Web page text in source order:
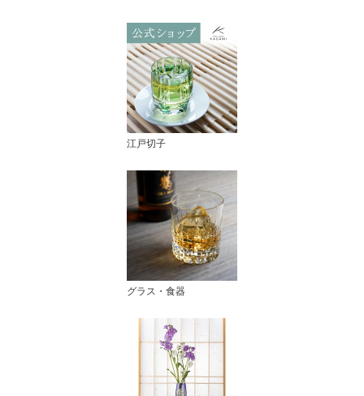
江戸切子
グラス・食器